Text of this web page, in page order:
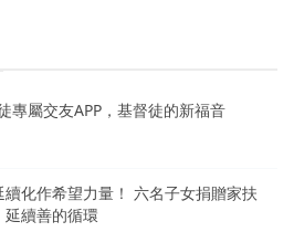
專屬交友APP，基督徒的新福音
續化作希望力量！ 六名子女捐贈家扶
延續善的循環